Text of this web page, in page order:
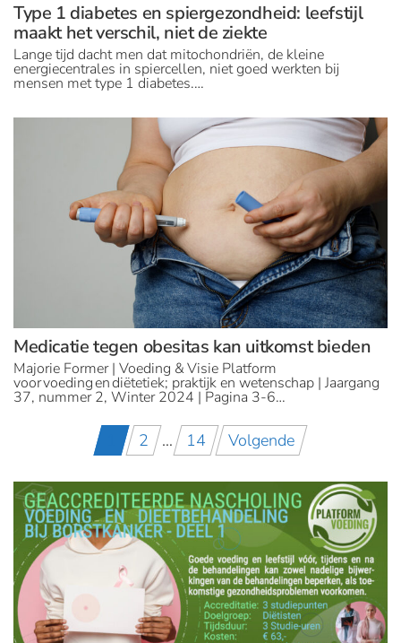
Type 1 diabetes en spiergezondheid: leefstijl
maakt het verschil, niet de ziekte
Lange tijd dacht men dat mitochondriën, de kleine
energiecentrales in spiercellen, niet goed werkten bij
mensen met type 1 diabetes.…
Medicatie tegen obesitas kan uitkomst bieden
Majorie Former | Voeding & Visie Platform
voor voeding en diëtetiek; praktijk en wetenschap | Jaargang
37, nummer 2, Winter 2024 | Pagina 3-6…
Berichten
paginering
2 … 14 Volgende